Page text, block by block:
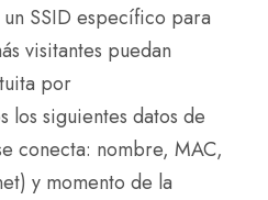
SSID específico para
visitantes puedan
por
los siguientes datos de
conecta: nombre, MAC,
y momento de la